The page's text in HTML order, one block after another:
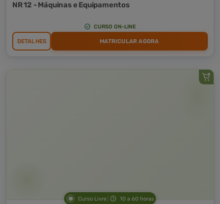
NR 12 - Máquinas e Equipamentos
CURSO ON-LINE
DETALHES MATRICULAR AGORA
Curso Livre 10 a 60 horas